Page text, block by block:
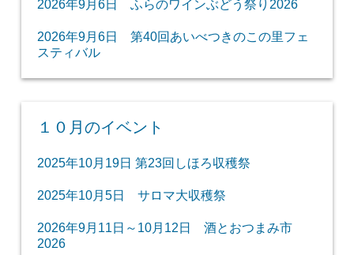
2026年9月6日 ふらのワインぶどう祭り2026
2026年9月6日 第40回あいべつきのこの里フェ
スティバル
１０月のイベント
2025年10月19日 第23回しほろ収穫祭
2025年10月5日 サロマ大収穫祭
2026年9月11日～10月12日 酒とおつまみ市
2026